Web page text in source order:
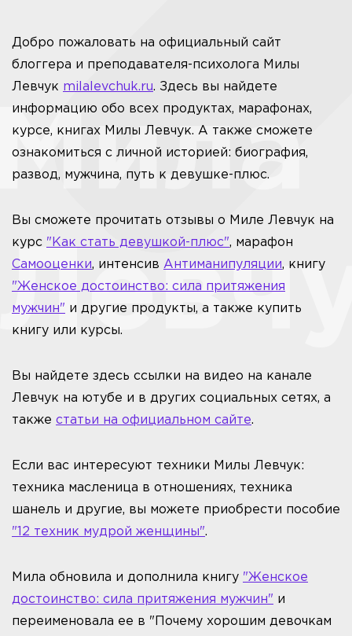
Добро пожаловать на официальный сайт
блоггера и преподавателя-психолога Милы
Левчук milalevchuk.ru. Здесь вы найдете
информацию обо всех продуктах, марафонах,
курсе, книгах Милы Левчук. А также сможете
ознакомиться с личной историей: биография,
развод, мужчина, путь к девушке-плюс.
Вы сможете прочитать отзывы о Миле Левчук на
курс "Как стать девушкой-плюс", марафон
Самооценки, интенсив Антиманипуляции, книгу
"Женское достоинство: сила притяжения
мужчин" и другие продукты, а также купить
книгу или курсы.
Вы найдете здесь ссылки на видео на канале
Левчук на ютубе и в других социальных сетях, а
также статьи на официальном сайте.
Если вас интересуют техники Милы Левчук:
техника масленица в отношениях, техника
шанель и другие, вы можете приобрести пособие
"12 техник мудрой женщины".
Мила обновила и дополнила книгу "Женское
достоинство: сила притяжения мужчин" и
переименовала ее в "Почему хорошим девочкам